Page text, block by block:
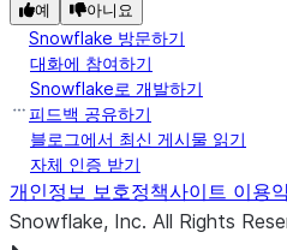
data_offerings
- id: alice_data_1
templates:
- id : template2
예 아니요
Snowflake 방문하기
대화에 참여하기
Snowflake로 개발하기
피드백 공유하기
블로그에서 최신 게시물 읽기
자체 인증 받기
개인정보 보호정책사이트 이용
Snowflake, Inc. All Rights